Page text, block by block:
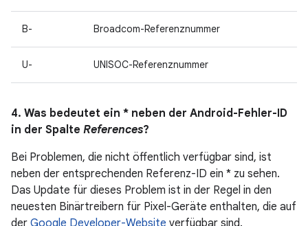
B- Broadcom-Referenznummer
U- UNISOC-Referenznummer
4. Was bedeutet ein * neben der Android-Fehler-ID
in der Spalte References?
Bei Problemen, die nicht öffentlich verfügbar sind, ist
neben der entsprechenden Referenz-ID ein * zu sehen.
Das Update für dieses Problem ist in der Regel in den
neuesten Binärtreibern für Pixel-Geräte enthalten, die auf
der Google Developer-Website verfügbar sind.